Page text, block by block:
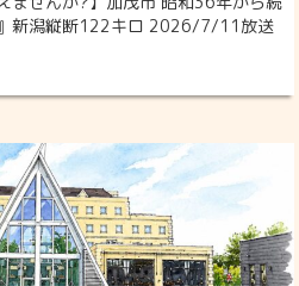
新潟縦断122キロ 2026/7/11放送